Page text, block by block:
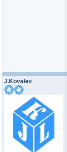
J.Kovalev